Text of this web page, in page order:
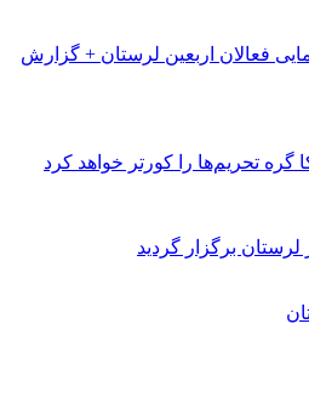
فعالان اربعین لرستان + گزارش
گره تحریم‌ها را کورتر خواهد کرد
برگزار گردید